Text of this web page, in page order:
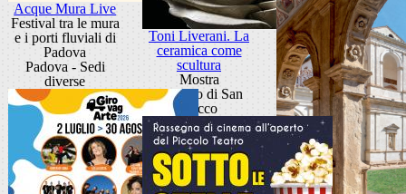
Acque Mura Live
Festival tra le mura
e i porti fluviali di
Padova
Padova - Sedi
diverse
Toni Liverani. La
ceramica come
scultura
Mostra
Oratorio di San
Rocco